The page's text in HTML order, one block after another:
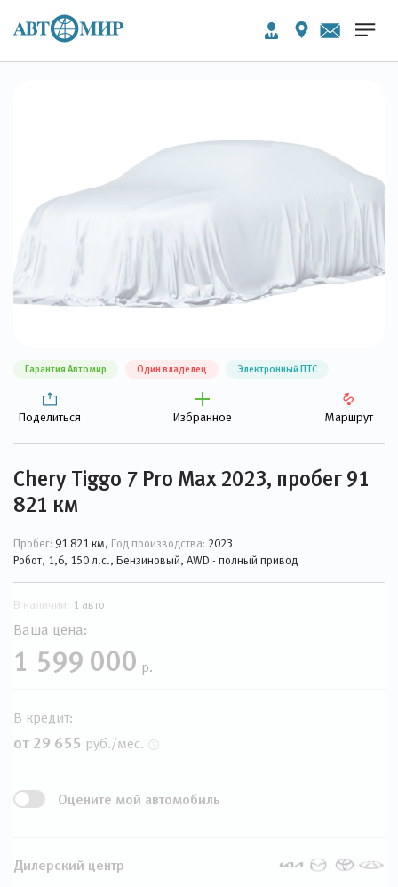
Гарантия Автомир Один владелец Электронный ПТС
Поделиться Избранное Маршрут
Chery Tiggo 7 Pro Max 2023, пробег 91
821 км
Пробег: 91 821 км, Год производства: 2023
Робот, 1,6, 150 л.с., Бензиновый, AWD - полный привод
В наличии: 1 авто
Ваша цена:
1 599 000 р.
В кредит:
от 29 655 руб./мес.
Оцените мой автомобиль
Дилерский центр